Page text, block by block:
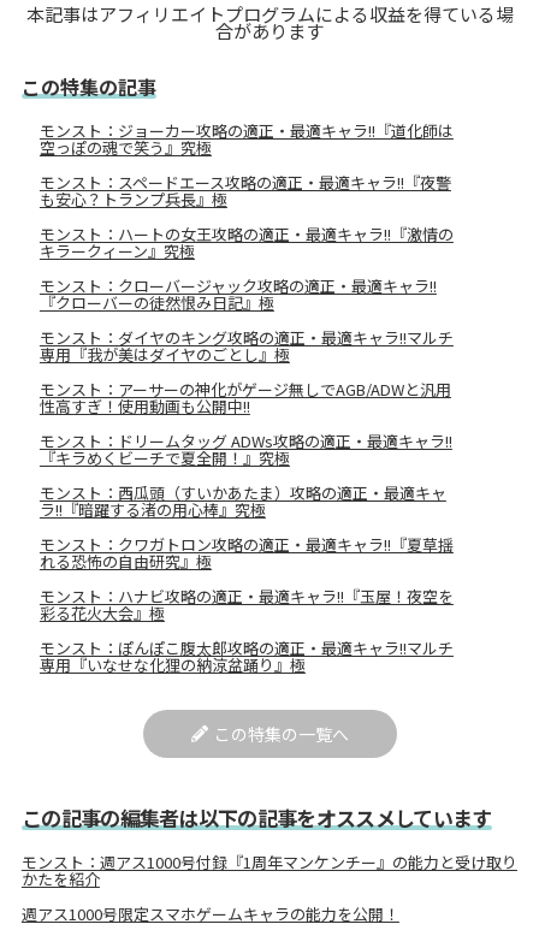
本記事はアフィリエイトプログラムによる収益を得ている場
合があります
この特集の記事
モンスト：ジョーカー攻略の適正・最適キャラ!!『道化師は
空っぽの魂で笑う』究極
モンスト：スペードエース攻略の適正・最適キャラ!!『夜警
も安心？トランプ兵長』極
モンスト：ハートの女王攻略の適正・最適キャラ!!『激情の
キラークィーン』究極
モンスト：クローバージャック攻略の適正・最適キャラ!!
『クローバーの徒然恨み日記』極
モンスト：ダイヤのキング攻略の適正・最適キャラ!!マルチ
専用『我が美はダイヤのごとし』極
モンスト：アーサーの神化がゲージ無しでAGB/ADWと汎用
性高すぎ！使用動画も公開中!!
モンスト：ドリームタッグ ADWs攻略の適正・最適キャラ!!
『キラめくビーチで夏全開！』究極
モンスト：西瓜頭（すいかあたま）攻略の適正・最適キャ
ラ!!『暗躍する渚の用心棒』究極
モンスト：クワガトロン攻略の適正・最適キャラ!!『夏草揺
れる恐怖の自由研究』極
モンスト：ハナビ攻略の適正・最適キャラ!!『玉屋！夜空を
彩る花火大会』極
モンスト：ぽんぽこ腹太郎攻略の適正・最適キャラ!!マルチ
専用『いなせな化狸の納涼盆踊り』極
この特集の一覧へ
この記事の編集者は以下の記事をオススメしています
モンスト：週アス1000号付録『1周年マンケンチー』の能力と受け取り
かたを紹介
週アス1000号限定スマホゲームキャラの能力を公開！